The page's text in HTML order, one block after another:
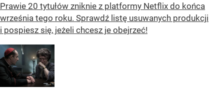
Prawie 20 tytułów zniknie z platformy Netflix do końca
września tego roku. Sprawdź listę usuwanych produkcji
i pospiesz się, jeżeli chcesz je obejrzeć!